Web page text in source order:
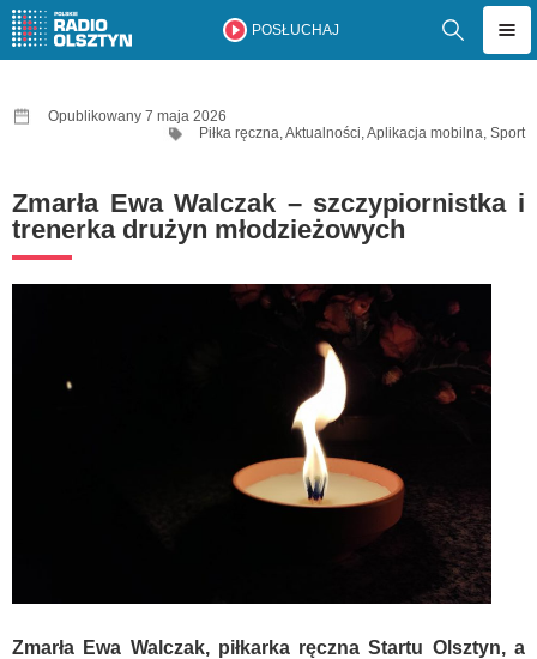
POSŁUCHAJ
Opublikowany 7 maja 2026
Piłka ręczna,Aktualności,Aplikacja mobilna, Sport
Zmarła Ewa Walczak – szczypiornistka i
trenerka drużyn młodzieżowych
Zmarła Ewa Walczak, piłkarka ręczna Startu Olsztyn, a